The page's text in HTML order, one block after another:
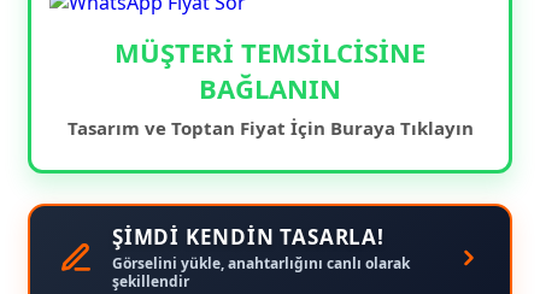
MÜŞTERİ TEMSİLCİSİNE
BAĞLANIN
Tasarım ve Toptan Fiyat İçin Buraya Tıklayın
ŞİMDİ KENDİN TASARLA!
Görselini yükle, anahtarlığını canlı olarak
şekillendir